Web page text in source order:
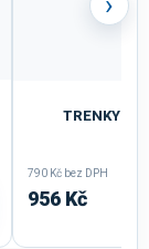
TRENKY
790 Kč bez DPH
956 Kč